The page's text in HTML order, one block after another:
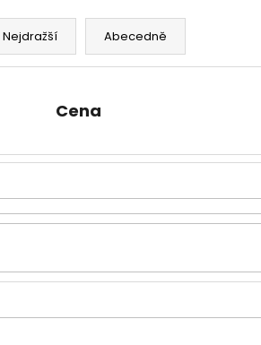
Nejdražší Abecedně
Cena
ŠIROKÉ KALHOTY S KAPSAMI SILK BLACK
1 599 Kč